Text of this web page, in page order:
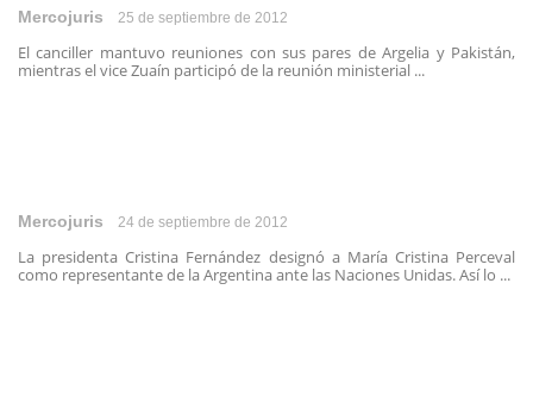
Mercojuris 25 de septiembre de 2012
El canciller mantuvo reuniones con sus pares de Argelia y Pakistán,
mientras el vice Zuaín participó de la reunión ministerial ...
Mercojuris 24 de septiembre de 2012
La presidenta Cristina Fernández designó a María Cristina Perceval
como representante de la Argentina ante las Naciones Unidas. Así lo ...